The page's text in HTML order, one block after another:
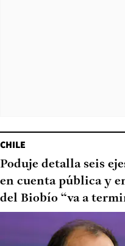
CHILE
Poduje detalla seis
en cuenta pública y
del Biobío “va a